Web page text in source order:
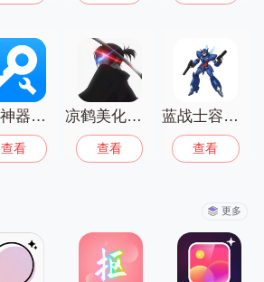
快来试试这些实用工具！
八门神器最新版
查看
凉鹤美化包3.7正版
查看
蓝战士容器直装
查看
更多